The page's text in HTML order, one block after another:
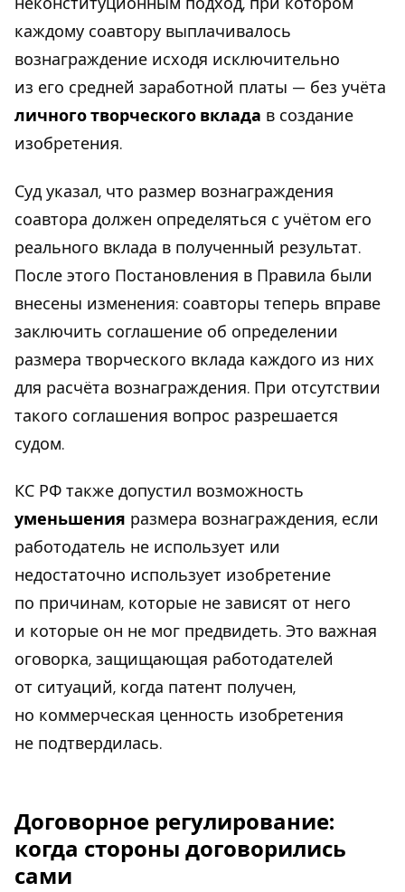
каждому соавтору выплачивалось
вознаграждение исходя исключительно
из его средней заработной платы — без учёта
личного творческого вклада в создание
изобретения.
Суд указал, что размер вознаграждения
соавтора должен определяться с учётом его
реального вклада в полученный результат.
После этого Постановления в Правила были
внесены изменения: соавторы теперь вправе
заключить соглашение об определении
размера творческого вклада каждого из них
для расчёта вознаграждения. При отсутствии
такого соглашения вопрос разрешается
судом.
КС РФ также допустил возможность
уменьшения размера вознаграждения, если
работодатель не использует или
недостаточно использует изобретение
по причинам, которые не зависят от него
и которые он не мог предвидеть. Это важная
оговорка, защищающая работодателей
от ситуаций, когда патент получен,
но коммерческая ценность изобретения
не подтвердилась.
Договорное регулирование:
когда стороны договорились
сами